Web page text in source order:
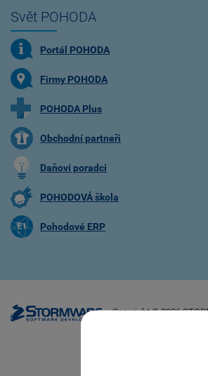
Svět POHODA
Portál POHODA
Firmy POHODA
POHODA Plus
Obchodní partneři
Daňoví poradci
POHODOVÁ škola
Pohodové ERP
Copyright ©2026